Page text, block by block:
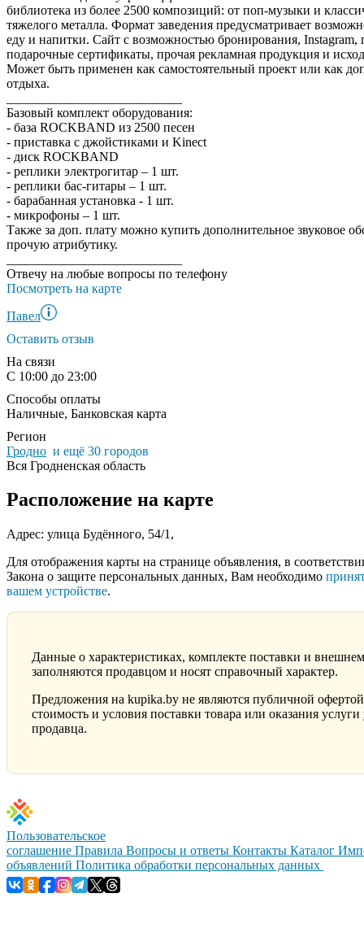
библиотека из более 2500 композиций: от поп-музыки и
тяжелого металла. Формат заведения предусматривает
еду и напитки. Сайт с возможностью бронирования, Instagram,
подарочные сертификаты, прочая рекламная продукция и
Может быть применен как самостоятельный проект или как
отдыха.
Базовый комплект оборудования:
- база ROCKBAND из 2500 песен
- приставка с джойстиками и Kinect
- диск ROCKBAND
- реплики электрогитар – 1 шт.
- реплики бас-гитары – 1 шт.
- барабанная установка - 1 шт.
- микрофоны – 1 шт.
Также за доп. плату можно купить дополнительное звуковое
прочую атрибутику.
Отвечу на любые вопросы по телефону
Посмотреть на карте
Павел
Оставить отзыв
На связи
С 10:00 до 23:00
Способы оплаты
Наличные, Банковская карта
Регион
Гродно и ещё 30 городов
Вся Гродненская область
Расположение на карте
Адрес: улица Будённого, 54/1,
Для отображения карты на странице объявления, в
Закона о защите персональных данных, Вам необходимо
вашем устройстве.
Данные о характеристиках, комплекте поставки и
заполняются продавцом и носят справочный характер.
Предложения на kupika.by не являются публичной
стоимость и условия поставки товара или оказания услуги
продавца.
Пользовательское
соглашение Правила Вопросы и ответы Контакты Каталог
объявлений Политика обработки персональных данных